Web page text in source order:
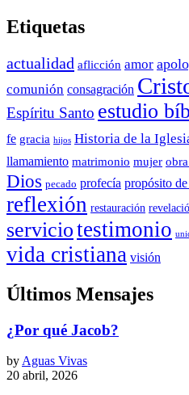
Etiquetas
actualidad aflicción amor
comunión consagración
Espíritu Santo estudio
fe gracia hijos Historia de la
llamamiento matrimonio mujer
Dios pecado profecía propósito
reflexión restauración
serviciotestimonio
vida cristiana visión
Últimos Mensajes
¿Por qué Jacob?
by Aguas Vivas
20 abril, 2026